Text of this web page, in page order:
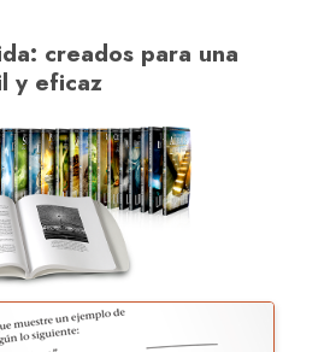
creados para una
y eficaz